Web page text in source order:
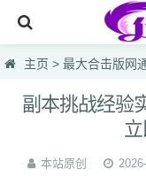
网站首页
传奇私服
新开热血私服
主页 > 最大合击版网
副本挑战经验
本站原创